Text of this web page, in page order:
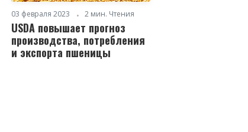
03 февраля 2023 2 мин. Чтения
USDA повышает прогноз
производства, потребления
и экспорта пшеницы